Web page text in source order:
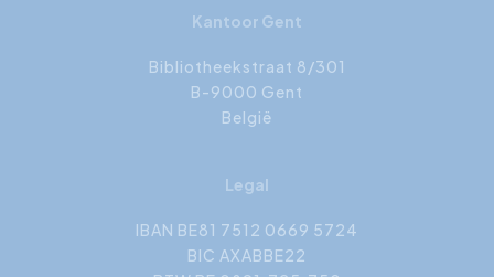
Kantoor Gent
Bibliotheekstraat 8/301
B-9000 Gent
België
Legal
IBAN BE81 7512 0669 5724
BIC AXABBE22